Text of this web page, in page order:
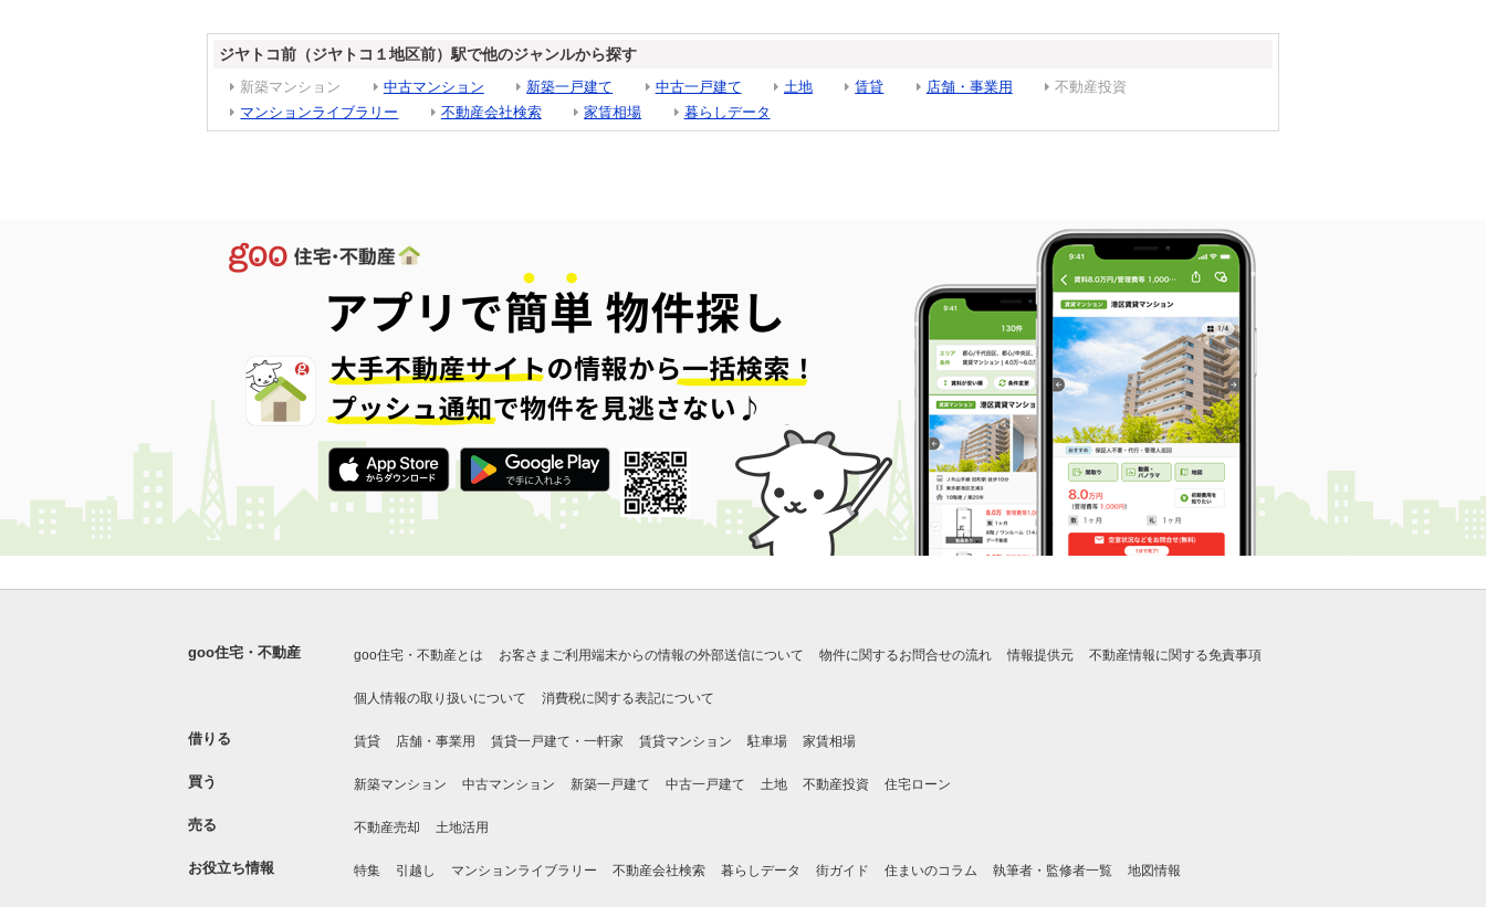
ジヤトコ前（ジヤトコ１地区前）駅で他のジャンルから探す
新築マンション 中古マンション 新築一戸建て 中古一戸建て 土地 賃貸 店舗・事業用
不動産投資
マンションライブラリー
不動産会社検索 家賃相場 暮らしデータ
goo住宅・不動産 goo住宅・不動産とは お客さまご利用端末からの情報の外部送信について 物件に関するお問合せの流れ 情報提供元 不動産情報に関する免責事項
個人情報の取り扱いについて 消費税に関する表記について
借りる 賃貸 店舗・事業用 賃貸一戸建て・一軒家 賃貸マンション 駐車場 家賃相場
買う 新築マンション 中古マンション 新築一戸建て 中古一戸建て 土地 不動産投資 住宅ローン
売る 不動産売却 土地活用
お役立ち情報 特集 引越し マンションライブラリー 不動産会社検索 暮らしデータ 街ガイド 住まいのコラム 執筆者・監修者一覧 地図情報